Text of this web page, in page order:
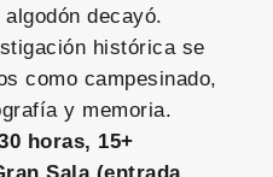
decayó.
histórica se
como campesinado,
y memoria.
horas, 15+